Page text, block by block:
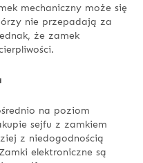
mechaniczny może się
nie przepadają za
że zamek
na poziom
sejfu z zamkiem
z niedogodnością
elektroniczne są